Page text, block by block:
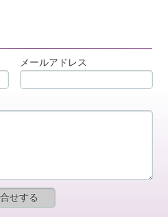
メールアドレス